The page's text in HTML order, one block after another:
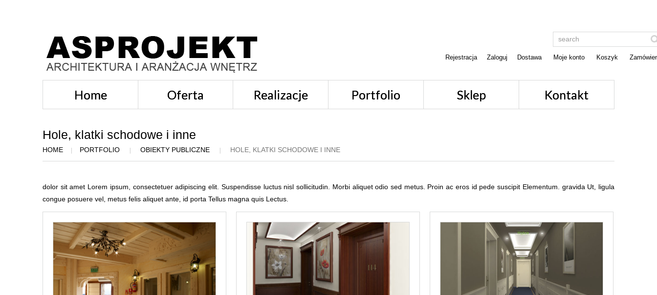
Rejestracja Zaloguj Dostawa Moje konto Koszyk
Home Oferta Realizacje Portfolio Sklep Kontakt
Hole, klatki schodowe i inne
HOME PORTFOLIO OBIEKTY PUBLICZNE HOLE, KLATKI SCHODOWE I INNE
dolor sit amet Lorem ipsum, consectetuer adipiscing elit. Suspendisse luctus nisl sollicitudin. Morbi aliquet odio sed metus. Proin ac eros id pede suscipit Elementum. gravida Ut, ligula
congue posuere vel, metus felis aliquet ante, id porta Tellus magna quis Lectus.